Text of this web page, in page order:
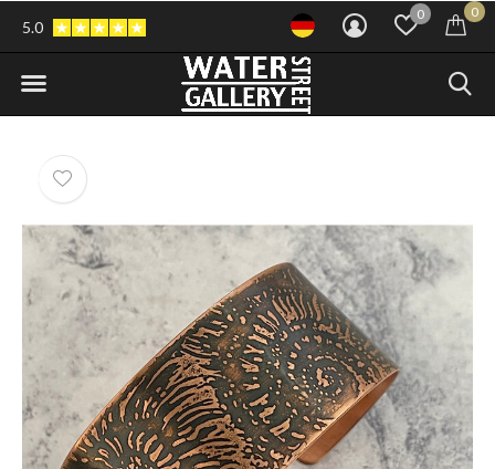
0 0
5.0